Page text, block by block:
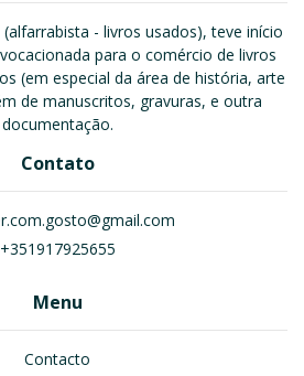
- livros usados), teve início
para o comércio de livros
(em especial da área de história, arte
de manuscritos, gravuras, e outra
documentação.
Contato
+351917925655
Menu
Contacto